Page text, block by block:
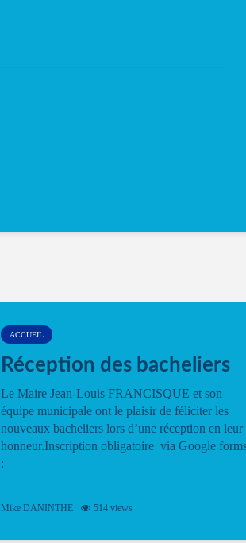
ACCUEIL
Réception des bacheliers
Le Maire Jean-Louis FRANCISQUE et son
équipe municipale ont le plaisir de féliciter les
nouveaux bacheliers lors d’une réception en leur
honneur.Inscription obligatoire via Google
:
Mike DANINTHE 514 views